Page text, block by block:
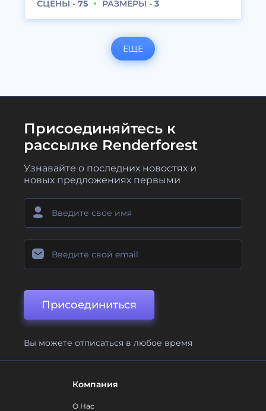
СЦЕНЫ - 75 РАЗМЕРЫ - 3
ЕЩЕ
Присоединяйтесь к
рассылке Renderforest
Узнавайте о последних новостях и
новых предложениях первыми
Присоединиться
Вы можете отписаться в любое время
Компания
О Нас